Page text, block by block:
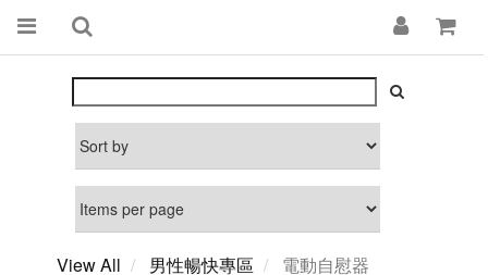
View All 男性暢快專區 電動自慰器